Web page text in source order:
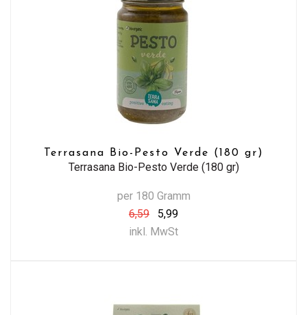
Terrasana Bio-Pesto Verde (180 gr)
Terrasana Bio-Pesto Verde (180 gr)
per 180 Gramm
6,59
5,99
inkl. MwSt